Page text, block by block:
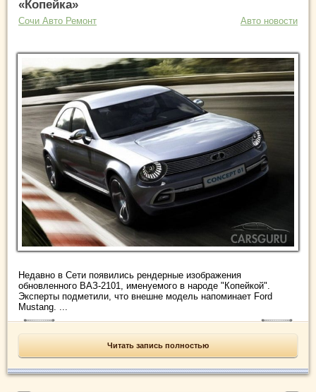
«Копейка»
Сочи Авто Ремонт Авто новости
Недавно в Сети появились рендерные изображения
обновленного ВАЗ-2101, именуемого в народе "Копейкой".
Эксперты подметили, что внешне модель напоминает Ford
Mustang. ...
Читать запись полностью